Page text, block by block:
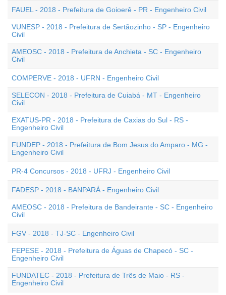
FAUEL - 2018 - Prefeitura de Goioerê - PR - Engenheiro Civil
VUNESP - 2018 - Prefeitura de Sertãozinho - SP - Engenheiro
Civil
AMEOSC - 2018 - Prefeitura de Anchieta - SC - Engenheiro
Civil
COMPERVE - 2018 - UFRN - Engenheiro Civil
SELECON - 2018 - Prefeitura de Cuiabá - MT - Engenheiro
Civil
EXATUS-PR - 2018 - Prefeitura de Caxias do Sul - RS -
Engenheiro Civil
FUNDEP - 2018 - Prefeitura de Bom Jesus do Amparo - MG -
Engenheiro Civil
PR-4 Concursos - 2018 - UFRJ - Engenheiro Civil
FADESP - 2018 - BANPARÁ - Engenheiro Civil
AMEOSC - 2018 - Prefeitura de Bandeirante - SC - Engenheiro
Civil
FGV - 2018 - TJ-SC - Engenheiro Civil
FEPESE - 2018 - Prefeitura de Águas de Chapecó - SC -
Engenheiro Civil
FUNDATEC - 2018 - Prefeitura de Três de Maio - RS -
Engenheiro Civil